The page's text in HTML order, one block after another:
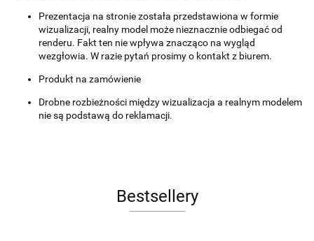
Prezentacja na stronie została przedstawiona w formie
wizualizacji, realny model może nieznacznie odbiegać od
renderu. Fakt ten nie wpływa znacząco na wygląd
wezgłowia. W razie pytań prosimy o kontakt z biurem.
Produkt na zamówienie
Drobne rozbieżności między wizualizacja a realnym modelem
nie są podstawą do reklamacji.
Bestsellery